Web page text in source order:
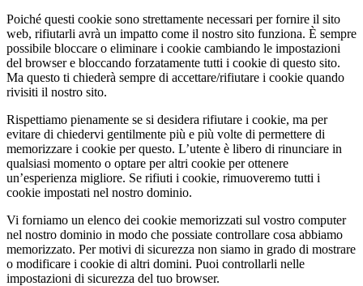
Poiché questi cookie sono strettamente necessari per fornire il sito
web, rifiutarli avrà un impatto come il nostro sito funziona. È sempre
possibile bloccare o eliminare i cookie cambiando le impostazioni
del browser e bloccando forzatamente tutti i cookie di questo sito.
Ma questo ti chiederà sempre di accettare/rifiutare i cookie quando
rivisiti il nostro sito.
Rispettiamo pienamente se si desidera rifiutare i cookie, ma per
evitare di chiedervi gentilmente più e più volte di permettere di
memorizzare i cookie per questo. L’utente è libero di rinunciare in
qualsiasi momento o optare per altri cookie per ottenere
un’esperienza migliore. Se rifiuti i cookie, rimuoveremo tutti i
cookie impostati nel nostro dominio.
Vi forniamo un elenco dei cookie memorizzati sul vostro computer
nel nostro dominio in modo che possiate controllare cosa abbiamo
memorizzato. Per motivi di sicurezza non siamo in grado di mostrare
o modificare i cookie di altri domini. Puoi controllarli nelle
impostazioni di sicurezza del tuo browser.